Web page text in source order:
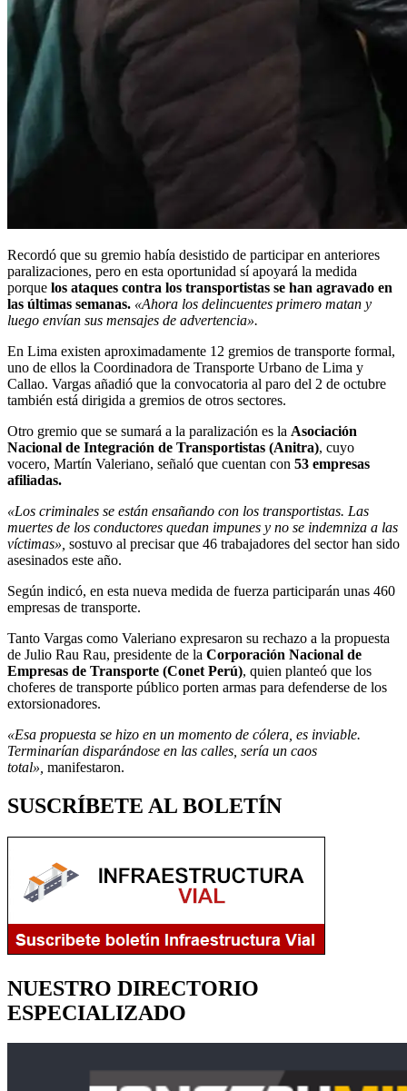
Recordó que su gremio había desistido de participar en anteriores
paralizaciones, pero en esta oportunidad sí apoyará la medida
porque los ataques contra los transportistas se han agravado en
las últimas semanas. «Ahora los delincuentes primero matan y
luego envían sus mensajes de advertencia».
En Lima existen aproximadamente 12 gremios de transporte formal,
uno de ellos la Coordinadora de Transporte Urbano de Lima y
Callao. Vargas añadió que la convocatoria al paro del 2 de octubre
también está dirigida a gremios de otros sectores.
Otro gremio que se sumará a la paralización es la Asociación
Nacional de Integración de Transportistas (Anitra), cuyo
vocero, Martín Valeriano, señaló que cuentan con 53 empresas
afiliadas.
«Los criminales se están ensañando con los transportistas. Las
muertes de los conductores quedan impunes y no se indemniza a las
víctimas», sostuvo al precisar que 46 trabajadores del sector han sido
asesinados este año.
Según indicó, en esta nueva medida de fuerza participarán unas 460
empresas de transporte.
Tanto Vargas como Valeriano expresaron su rechazo a la propuesta
de Julio Rau Rau, presidente de la Corporación Nacional de
Empresas de Transporte (Conet Perú), quien planteó que los
choferes de transporte público porten armas para defenderse de los
extorsionadores.
«Esa propuesta se hizo en un momento de cólera, es inviable.
Terminarían disparándose en las calles, sería un caos
total», manifestaron.
SUSCRÍBETE AL BOLETÍN
NUESTRO DIRECTORIO
ESPECIALIZADO